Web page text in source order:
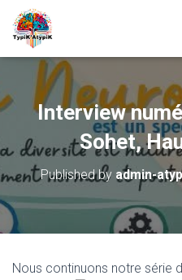
Interview
Sohet,
Published by admin-
Nous continuons notre série